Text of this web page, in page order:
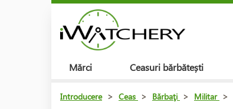
Mărci Ceasuri bărbătești
Introducere > Ceas > Bărbaţi > Militar >